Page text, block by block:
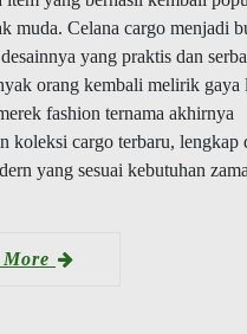
muda. Celana cargo menjadi
yang praktis dan
orang kembali melirik gaya
fashion ternama akhirnya
koleksi cargo terbaru, lengkap
yang sesuai kebutuhan
More